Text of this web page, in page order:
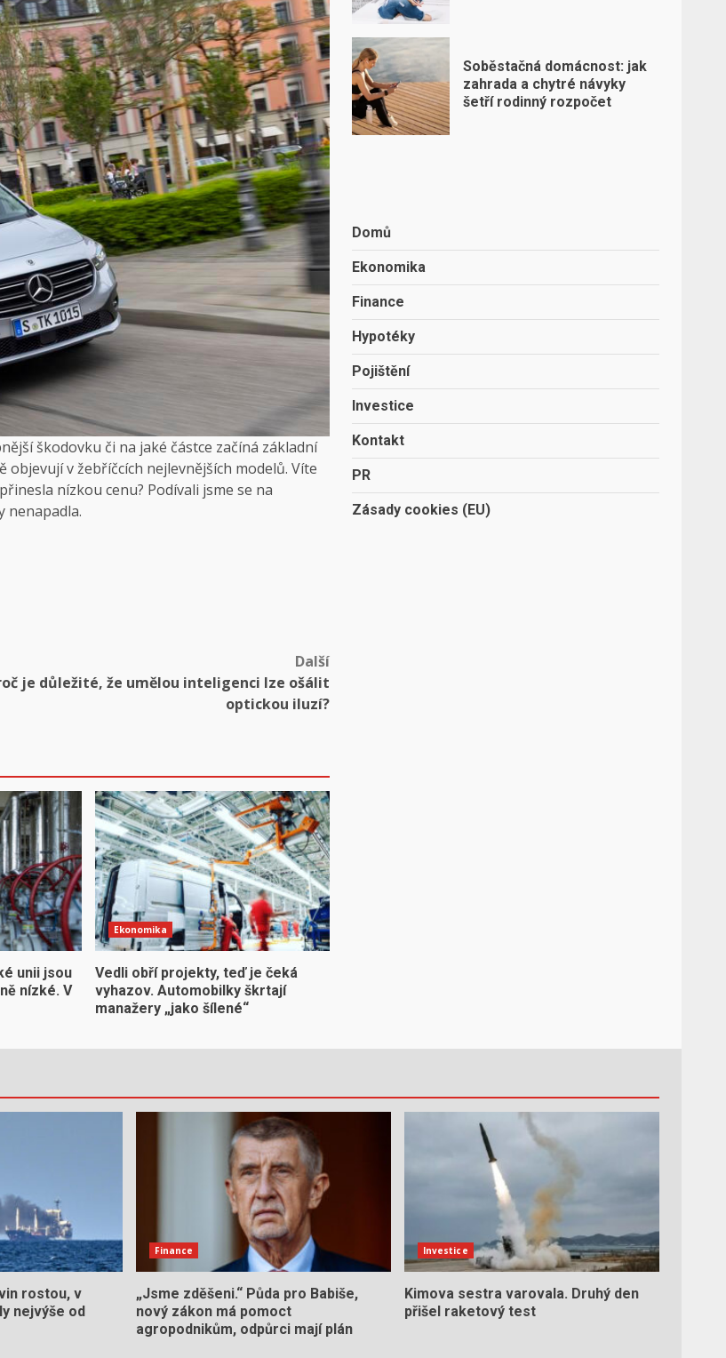
škodovku či na jaké částce začíná základní
v žebříčcích nejlevnějších modelů. Víte
nízkou cenu? Podívali jsme se na
nenapadla.
Další
je důležité, že umělou inteligenci lze ošálit
optickou iluzí?
unii jsou
nízké. V
Ekonomika
Vedli obří projekty, teď je čeká
vyhazov. Automobilky škrtají
manažery „jako šílené“
Soběstačná domácnost: jak
zahrada a chytré návyky
šetří rodinný rozpočet
Domů
Ekonomika
Finance
Hypotéky
Pojištění
Investice
Kontakt
PR
Zásady cookies (EU)
rostou, v
nejvýše od
Finance
„Jsme zděšeni.“ Půda pro Babiše,
nový zákon má pomoct
agropodnikům, odpůrci mají plán
Investice
Kimova sestra varovala. Druhý den
přišel raketový test